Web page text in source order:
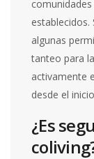
establecidos.
algunas
tanteo para
activamente
desde el
¿Es